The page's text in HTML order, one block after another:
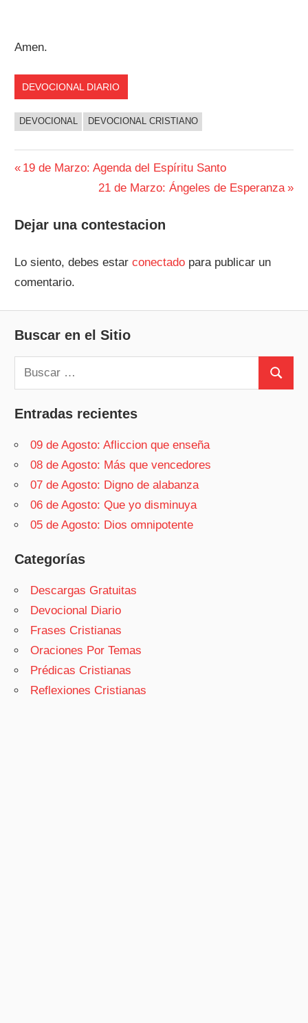
Amen.
DEVOCIONAL DIARIO
DEVOCIONAL DEVOCIONAL CRISTIANO
Navegación
entradas
Entrada
19 de Marzo: Agenda del Espíritu Santo
Siguiente
21 de Marzo: Ángeles de Esperanza
Dejar una contestacion
Lo siento, debes estarconectado para publicar un
comentario.
Buscar en el Sitio
Buscar:
Buscar
Entradas recientes
09 de Agosto: Afliccion que enseña
08 de Agosto: Más que vencedores
07 de Agosto: Digno de alabanza
06 de Agosto: Que yo disminuya
05 de Agosto: Dios omnipotente
Categorías
Descargas Gratuitas
Devocional Diario
Frases Cristianas
Oraciones Por Temas
Prédicas Cristianas
Reflexiones Cristianas